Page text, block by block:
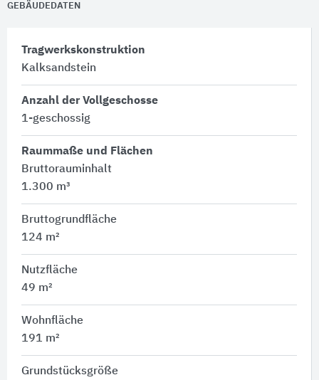
GEBÄUDEDATEN
Tragwerkskonstruktion
Kalksandstein
Anzahl der Vollgeschosse
1-geschossig
Raummaße und Flächen
Bruttorauminhalt
1.300 m³
Bruttogrundfläche
124 m²
Nutzfläche
49 m²
Wohnfläche
191 m²
Grundstücksgröße